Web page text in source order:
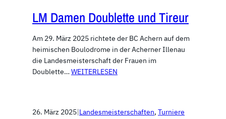
LM Damen Doublette und Tireur
Am 29. März 2025 richtete der BC Achern auf dem
heimischen Boulodrome in der Acherner Illenau
die Landesmeisterschaft der Frauen im
Doublette… WEITERLESEN
26. März 2025|Landesmeisterschaften, Turniere